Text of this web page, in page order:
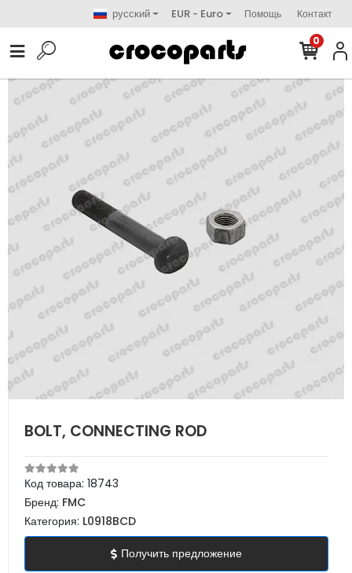
русский EUR - Euro Помощь Контакт
0
BOLT, CONNECTING ROD
Код товара: 18743
Бренд: FMC
Категория: L0918BCD
Получить предложение